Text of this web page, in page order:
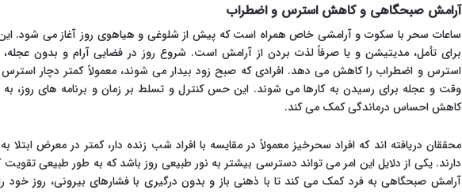
آرامش صبحگاهی و کاهش استرس و اضطراب
ساعات سحر با سکوت و آرامشی خاص همراه است که پیش از شلوغی و هیاهوی روز آغاز می شود.
برای تأمل، مدیتیشن و یا صرفاً لذت بردن از آرامش است. شروع روز در فضایی آرام و بدون
استرس و اضطراب را کاهش می دهد. افرادی که صبح زود بیدار می شوند، معمولاً کمتر دچار
وقت و عجله برای رسیدن به کارها می شوند. این حس کنترل و تسلط بر زمان و برنامه های روز، به
کاهش احساس درماندگی کمک می کند.
محققان دریافته اند که افراد سحرخیز معمولاً در مقایسه با افراد شب زنده دار، کمتر در معرض ابتلا
دارند. یکی از دلایل این امر می تواند دسترسی بیشتر به نور طبیعی روز باشد که به طور طبیعی
آرامش صبحگاهی به فرد کمک می کند تا با ذهنی باز و بدون درگیری با فشارهای بیرونی، روز خود را